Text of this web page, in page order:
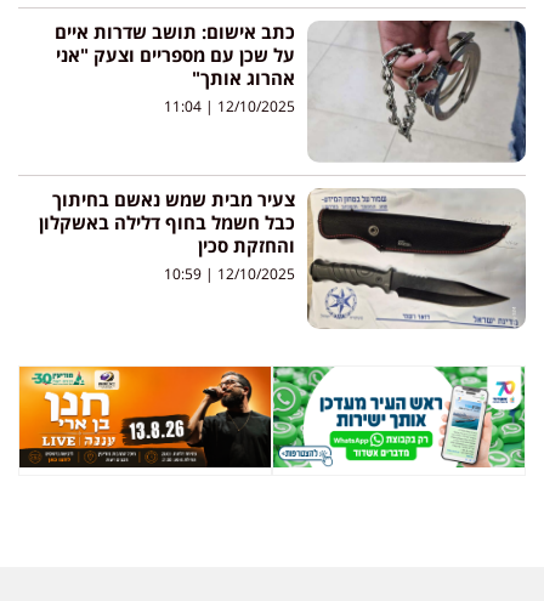
כתב אישום: תושב שדרות איים
על שכן עם מספריים וצעק "אני
אהרוג אותך"
12/10/2025
צעיר מבית שמש נאשם בחיתוך
כבל חשמל בחוף דלילה באשקלון
והחזקת סכין
12/10/2025